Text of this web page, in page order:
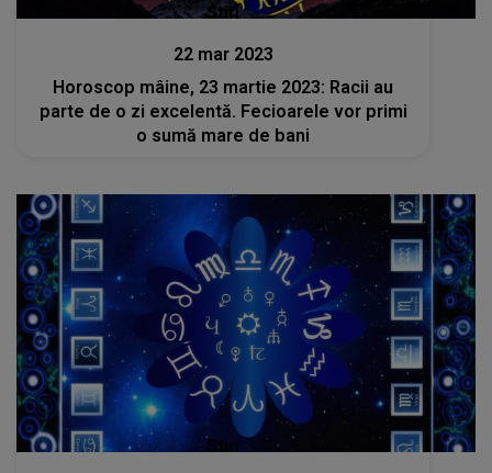
Stiri
22 mar 2023
Horoscop mâine, 23 martie 2023: Racii au
parte de o zi excelentă. Fecioarele vor primi
o sumă mare de bani
Stiri